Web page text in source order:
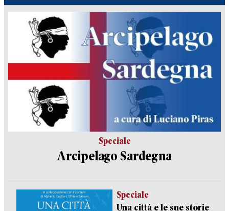
Speciale
Arcipelago Sardegna
Speciale
Una città e le sue storie